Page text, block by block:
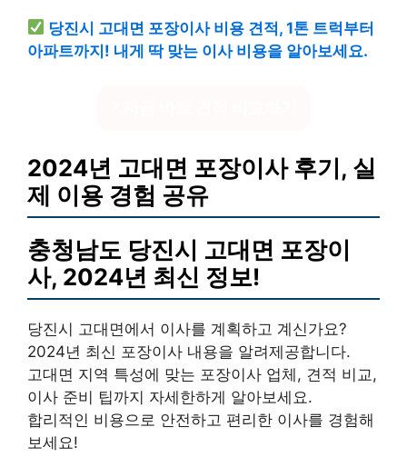
당진시 고대면 포장이사 비용 견적, 1톤 트럭부터
아파트까지! 내게 딱 맞는 이사 비용을 알아보세요.
2024년 고대면 포장이사 후기, 실
제 이용 경험 공유
충청남도 당진시 고대면 포장이
사, 2024년 최신 정보!
당진시 고대면에서 이사를 계획하고 계신가요?
2024년 최신 포장이사 내용을 알려제공합니다.
고대면 지역 특성에 맞는 포장이사 업체, 견적 비교,
이사 준비 팁까지 자세한하게 알아보세요.
합리적인 비용으로 안전하고 편리한 이사를 경험해
보세요!